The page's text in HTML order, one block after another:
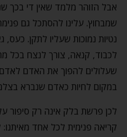
אבל הזוהר מלמד שאין די בכך
שמבחוץ. עלינו להסתכל גם
נטיות נמוכות שעליו לתקן. כעס,
לכבוד, קנאה, צורך לנצח בכל
שעלולים להפוך את האדם
במקום לחיות כאדם שנברא
לכן פרשת בלק אינה רק סיפור
קריאה פנימית לכל אחד